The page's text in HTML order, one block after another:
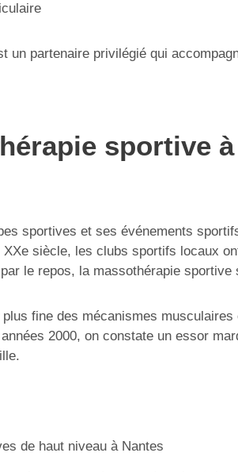
un partenaire privilégié qui
sportive
sportives et ses événements
siècle, les clubs sportifs locaux
le repos, la massothérapie
fine des mécanismes
2000, on constate un essor
de haut niveau à Nantes